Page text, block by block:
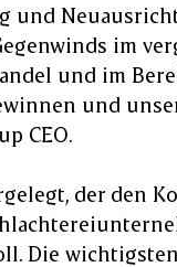
und
im
und im
und
CEO.
der den
Die wichtigsten